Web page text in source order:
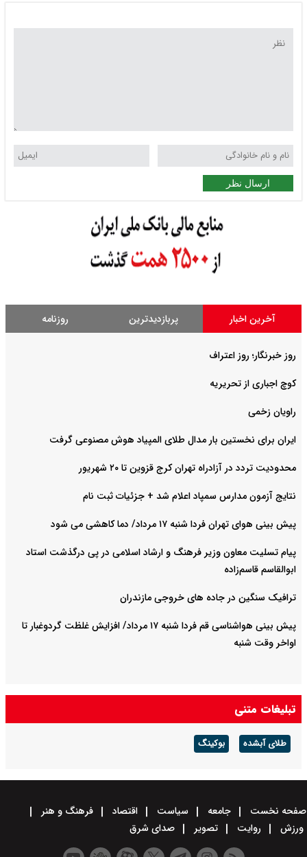
ارسال نظر
آخرین اخبار پربازدیدترین روزنامه
روز خبرنگار؛ روز اعتراف
کوچ اجباری از تحریریه
راویان زخمی
ایران برای نخستین بار مدال طلای المپیاد هوش مصنوعی گرفت
محدودیت تردد در آزادراه تهران کرج قزوین تا ۲۰ شهریور
نتایج آزمون مدارس سمپاد اعلام شد + جزئیات ثبت نام
پیش بینی هوای تهران فردا شنبه ۱۷ مرداد/ دما کاهشی می شود
پیام تسلیت معاون وزیر فرهنگ و ارشاد اسلامی در پی درگذشت استاد
ابوالقاسم قاسم‌زاده
ترافیک سنگین در جاده های خروجی مازندران
پیش بینی هواشناسی قم فردا شنبه ۱۷ مرداد/ افزایش غلظت گردوغبار تا
اواخر وقت شنبه
تبلیغات متنی
طلای آبشده بوکینگ
صفحه نخست جامعه سیاست اقتصاد
فرهنگ و هنر
ورزش
روایت تصویر صدای شرق